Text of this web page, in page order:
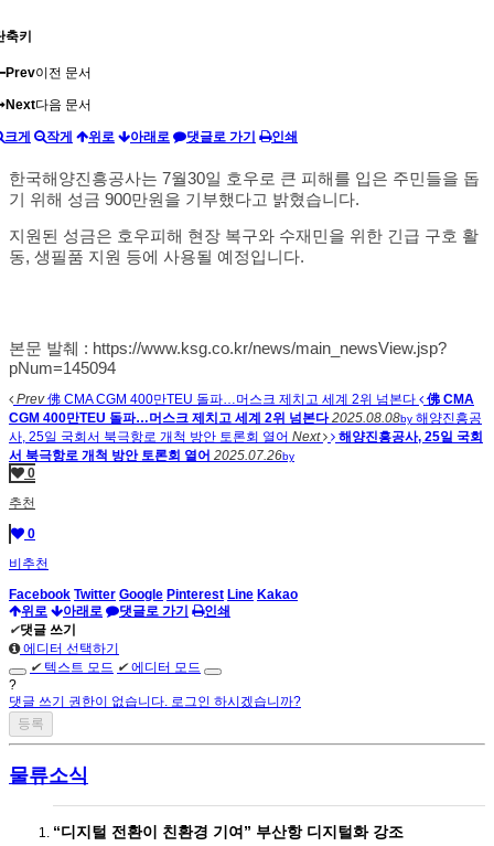
축키
Prev이전 문서
Next다음 문서
크게 작게 위로 아래로 댓글로 가기 인쇄
한국해양진흥공사는 7월30일 호우로 큰 피해를 입은 주민들을 돕
기 위해 성금 900만원을 기부했다고 밝혔습니다.
지원된 성금은 호우피해 현장 복구와 수재민을 위한 긴급 구호 활
동, 생필품 지원 등에 사용될 예정입니다.
본문 발췌 : https://www.ksg.co.kr/news/main_newsView.jsp?
pNum=145094
Prev佛 CMA CGM 400만TEU 돌파…머스크 제치고 세계 2위 넘본다
佛 CMA
CGM 400만TEU 돌파…머스크 제치고 세계 2위 넘본다 2025.08.08by 해양진흥공
사, 25일 국회서 북극항로 개척 방안 토론회 열어 Next
해양진흥공사, 25일 국회
서 북극항로 개척 방안 토론회 열어 2025.07.26by
0
추천
0
비추천
Facebook Twitter Google Pinterest Line Kakao
위로
아래로 댓글로 가기
인쇄
✔댓글 쓰기
에디터 선택하기
✔ 텍스트 모드 ✔에디터 모드
?
댓글 쓰기 권한이 없습니다. 로그인 하시겠습니까?
물류소식
“디지털 전환이 친환경 기여” 부산항 디지털화 강조